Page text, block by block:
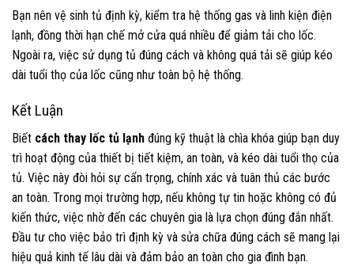
Bạn nên vệ sinh tủ định kỳ, kiểm tra hệ thống gas và linh kiện điện
lạnh, đồng thời hạn chế mở cửa quá nhiều để giảm tải cho lốc.
Ngoài ra, việc sử dụng tủ đúng cách và không quá tải sẽ giúp kéo
dài tuổi thọ của lốc cũng như toàn bộ hệ thống.
Kết Luận
Biết cách thay lốc tủ lạnh đúng kỹ thuật là chìa khóa giúp bạn duy
trì hoạt động của thiết bị tiết kiệm, an toàn, và kéo dài tuổi thọ của
tủ. Việc này đòi hỏi sự cẩn trọng, chính xác và tuân thủ các bước
an toàn. Trong mọi trường hợp, nếu không tự tin hoặc không có đủ
kiến thức, việc nhờ đến các chuyên gia là lựa chọn đúng đắn nhất.
Đầu tư cho việc bảo trì định kỳ và sửa chữa đúng cách sẽ mang lại
hiệu quả kinh tế lâu dài và đảm bảo an toàn cho gia đình bạn.